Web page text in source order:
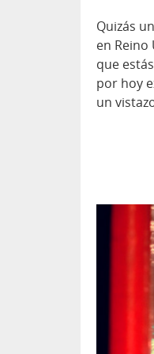
Quizás
en Reino
que
por hoy
un